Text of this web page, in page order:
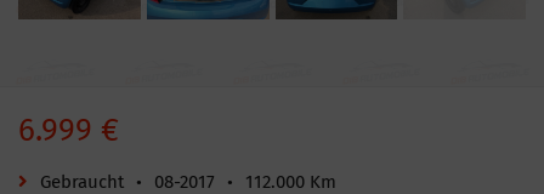
6.999 €
Gebraucht • 08-2017 •
112.000 Km